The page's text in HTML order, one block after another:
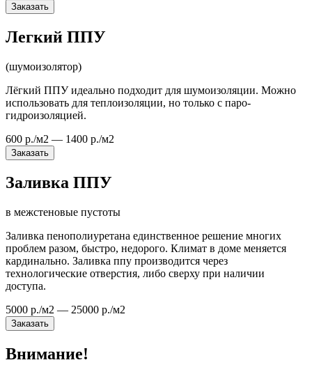
Заказать
Легкий ППУ
(шумоизолятор)
Лёгкий ППУ идеально подходит для шумоизоляции. Можно
использовать для теплоизоляции, но только с паро-
гидроизоляцией.
600 р./м2 — 1400 р./м2
Заказать
Заливка ППУ
в межстеновые пустоты
Заливка пенополиуретана единственное решение многих
проблем разом, быстро, недорого. Климат в доме меняется
кардинально. Заливка ппу производится через
технологические отверстия, либо сверху при наличии
доступа.
5000 р./м2 — 25000 р./м2
Заказать
Внимание!